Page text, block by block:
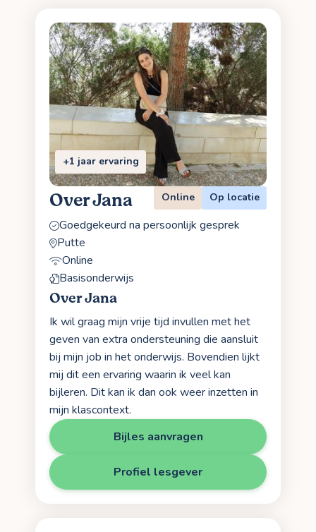
+1 jaar ervaring
Over Jana Online Op locatie
Goedgekeurd na persoonlijk gesprek
Putte
Online
Basisonderwijs
Over Jana
Ik wil graag mijn vrije tijd invullen met het
geven van extra ondersteuning die aansluit
bij mijn job in het onderwijs. Bovendien lijkt
mij dit een ervaring waarin ik veel kan
bijleren. Dit kan ik dan ook weer inzetten in
mijn klascontext.
Bijles aanvragen
Profiel lesgever